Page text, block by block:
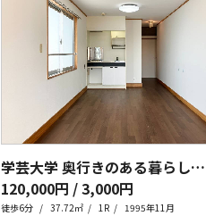
学芸大学 奥行きのある暮らし、余白ある収納
120,000円 / 3,000円
徒歩6分 37.72㎡ 1R 1995年11月